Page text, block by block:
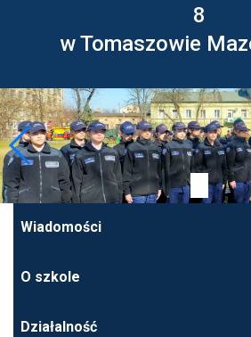
8
w Tomaszowie
Wiadomości
O szkole
Działalność